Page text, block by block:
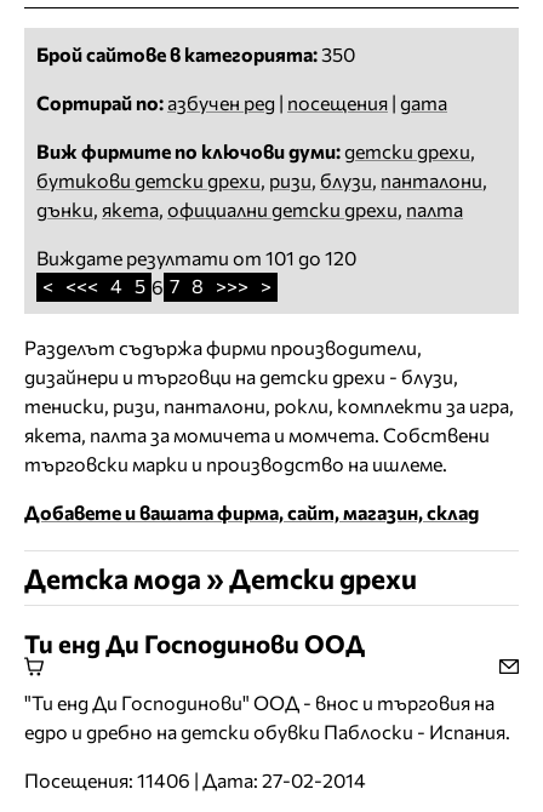
Брой сайтове в категорията:350
Сортирай по: азбучен ред | посещения | дата
Виж фирмите по ключови думи:детски дрехи,
бутикови детски дрехи, ризи, блузи, панталони,
дънки, якета, официални детски дрехи, палта
Виждате резултати от 101 до 120
< <<< 4 5 6 7 8 >>> >
Разделът съдържа фирми производители,
дизайнери и търговци на детски дрехи - блузи,
тениски, ризи, панталони, рокли, комплекти за игра,
якета, палта за момичета и момчета. Собствени
търговски марки и производство на ишлеме.
Добавете и вашата фирма, сайт, магазин, склад
Детска мода » Детски дрехи
Ти енд Ди Господинови ООД
"Ти енд Ди Господинови" ООД - внос и търговия на
едро и дребно на детски обувки Паблоски - Испания.
Посещения: 11406 | Дата: 27-02-2014